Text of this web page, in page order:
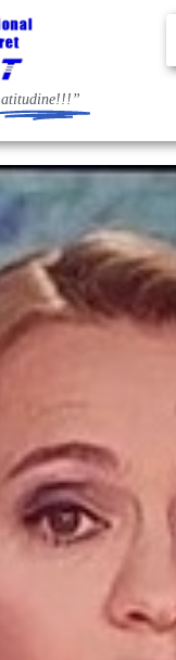
atitudine!!!”